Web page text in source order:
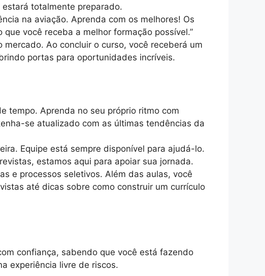
totalmente preparado.
na aviação. Aprenda com os melhores! Os
você receba a melhor formação possível.”
Ao concluir o curso, você receberá um
portas para oportunidades incríveis.
tempo. Aprenda no seu próprio ritmo com
se atualizado com as últimas tendências da
Equipe está sempre disponível para ajudá-lo.
estamos aqui para apoiar sua jornada.
e processos seletivos. Além das aulas, você
até dicas sobre como construir um currículo
confiança, sabendo que você está fazendo
experiência livre de riscos.